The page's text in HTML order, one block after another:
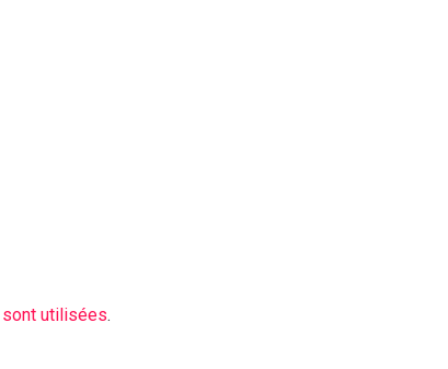
sont utilisées.